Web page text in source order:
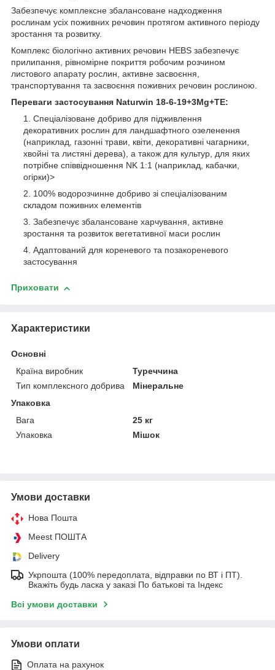
Забезпечує комплексне збалансоване надходження
рослинам усіх поживних речовин протягом активного періоду
зростання та розвитку.
Комплекс біологічно активних речовин HEBS забезпечує
прилипання, рівномірне покриття робочим розчином
листового апарату рослин, активне засвоєння,
транспортування та засвоєння поживних речовин рослиною.
Переваги застосування Naturwin 18-6-19+3Mg+TE:
Спеціалізоване добриво для підживлення
декоративних рослин для ландшафтного озеленення
(наприклад, газонні трави, квіти, декоративні чагарники,
хвойні та листяні дерева), а також для культур, для яких
потрібне співвідношення NK 1:1 (наприклад, кабачки,
огірки)>
100% водорозчинне добриво зі спеціалізованим
складом поживних елементів
Забезпечує збалансоване харчування, активне
зростання та розвиток вегетативної маси рослин
Адаптований для кореневого та позакореневого
застосування
Приховати
Характеристики
Основні
Країна виробник
Туреччина
Тип комплексного добрива
Мінеральне
Упаковка
Вага
25 кг
Упаковка
Мішок
Умови доставки
Нова Пошта
Meest ПОШТА
Delivery
Укрпошта (100% передоплата, відправки по ВТ і ПТ).
Вкажіть будь ласка у заказі По батькові та Індекс
Всі умови доставки
Умови оплати
Оплата на рахунок